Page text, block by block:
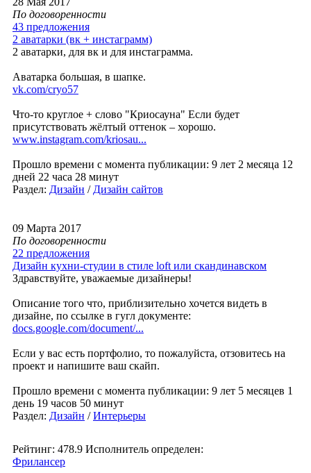
По договоренности
43 предложения
2 аватарки (вк + инстаграмм)
2 аватарки, для вк и для инстаграмма.
Аватарка большая, в шапке.
vk.com/cryo57
Что-то круглое + слово "Криосауна" Если будет
присутствовать жёлтый оттенок – хорошо.
www.instagram.com/kriosau...
Прошло времени с момента публикации: 9 лет 2 месяца 12
дней 22 часа 28 минут
Раздел: Дизайн / Дизайн сайтов
09 Марта 2017
По договоренности
22 предложения
Дизайн кухни-студии в стиле loft или скандинавском
Здравствуйте, уважаемые дизайнеры!
Описание того что, приблизительно хочется видеть в
дизайне, по ссылке в гугл документе:
docs.google.com/document/...
Если у вас есть портфолио, то пожалуйста, отзовитесь на
проект и напишите ваш скайп.
Прошло времени с момента публикации: 9 лет 5 месяцев 1
день 19 часов 50 минут
Раздел: Дизайн /Интерьеры
Рейтинг: 478.9 Исполнитель определен:
Фрилансер